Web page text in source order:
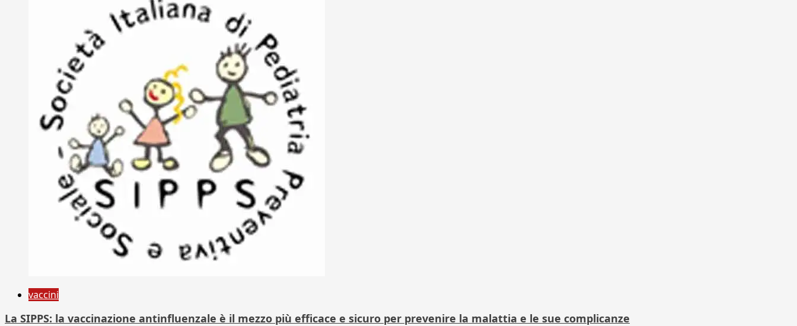
vaccini
La SIPPS: la vaccinazione antinfluenzale è il mezzo più efficace e sicuro per prevenire la malattia e le sue complicanze